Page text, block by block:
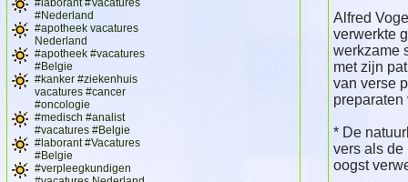
#Nederland
#apotheek vacatures
Nederland
#apotheek #vacatures
#Belgie
#kanker #ziekenhuis
vacatures #cancer
#oncologie
#medisch #analist
#vacatures #Belgie
#laborant #Vacatures
#Belgie
#verpleegkundigen
Alfred
verwerkte
werkzame
met zijn
van verse
* De
vers als de
oogst